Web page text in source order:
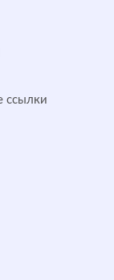
ссылки